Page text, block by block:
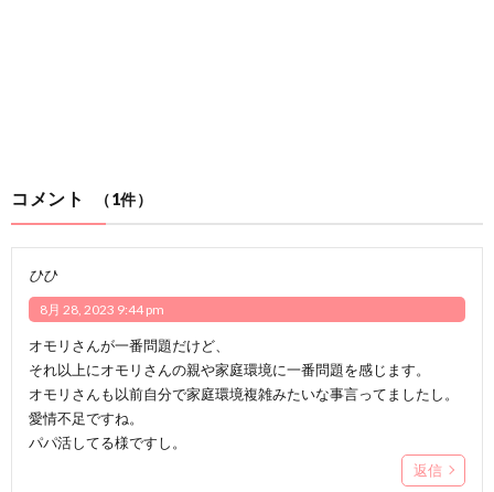
コメント （1件）
ひひ
8月 28, 2023 9:44 pm
オモリさんが一番問題だけど、
それ以上にオモリさんの親や家庭環境に一番問題を感じます。
オモリさんも以前自分で家庭環境複雑みたいな事言ってましたし。
愛情不足ですね。
パパ活してる様ですし。
返信